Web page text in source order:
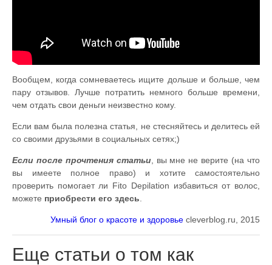
Вообщем, когда сомневаетесь ищите дольше и больше, чем
пару отзывов. Лучше потратить немного больше времени,
чем отдать свои деньги неизвестно кому.
Если вам была полезна статья, не стесняйтесь и делитесь ей
со своими друзьями в социальных сетях;)
Если после прочтения статьи, вы мне не верите (на что
вы имеете полное право) и хотите самостоятельно
проверить помогает ли Fito Depilation избавиться от волос,
можете приобрести его здесь
Умный блог о красоте и здоровье cleverblog.ru, 2015
Еще статьи о том как